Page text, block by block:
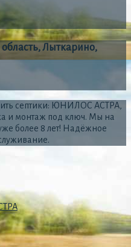
Лыткарино,
септики: ЮНИЛОС АСТРА,
монтаж под ключ. Мы на
более 8 лет! Надёжное